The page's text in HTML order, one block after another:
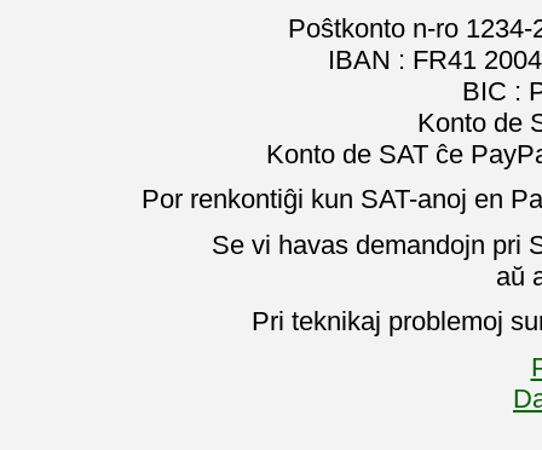
Poŝtkonto n-ro
IBAN : FR41
BIC :
Konto de
Konto de SAT ĉe
Por renkontiĝi kun SAT-anoj en
Se vi havas demandojn pri
aŭ
Pri teknikaj problemoj